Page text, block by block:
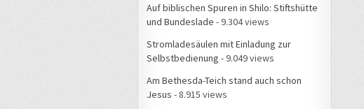
Auf biblischen Spuren in Shilo: Stiftshütte
und Bundeslade - 9.304 views
Stromladesäulen mit Einladung zur
Selbstbedienung - 9.049 views
Am Bethesda-Teich stand auch schon
Jesus - 8.915 views